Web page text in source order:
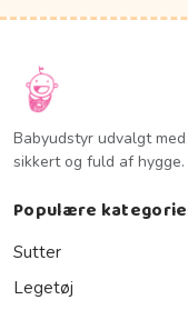
Babyudstyr udvalgt
sikkert og fuld af hygge.
Populære
Sutter
Legetøj